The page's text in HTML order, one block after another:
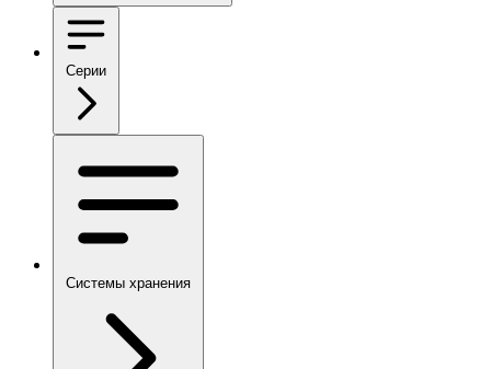
Серии
Системы хранения